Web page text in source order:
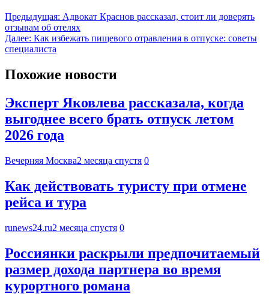
Предыдущая: Адвокат Краснов рассказал, стоит ли доверять
отзывам об отелях
Далее: Как избежать пищевого отравления в отпуске: советы
специалиста
Похожие новости
Эксперт Яковлева рассказала, когда
выгоднее всего брать отпуск летом
2026 года
Вечерняя Москва2 месяца спустя 0
Как действовать туристу при отмене
рейса и тура
runews24.ru2 месяца спустя 0
Россиянки раскрыли предпочитаемый
размер дохода партнера во время
курортного романа